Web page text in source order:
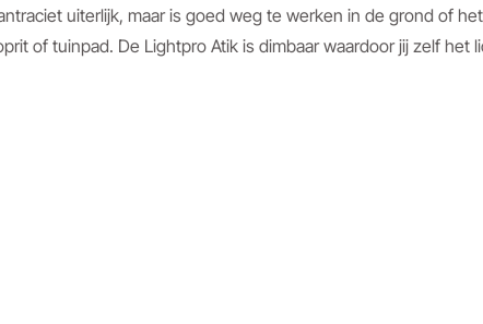
uiterlijk, maar is goed weg te werken in de grond of
of tuinpad. De Lightpro Atik is dimbaar waardoor jij zelf het